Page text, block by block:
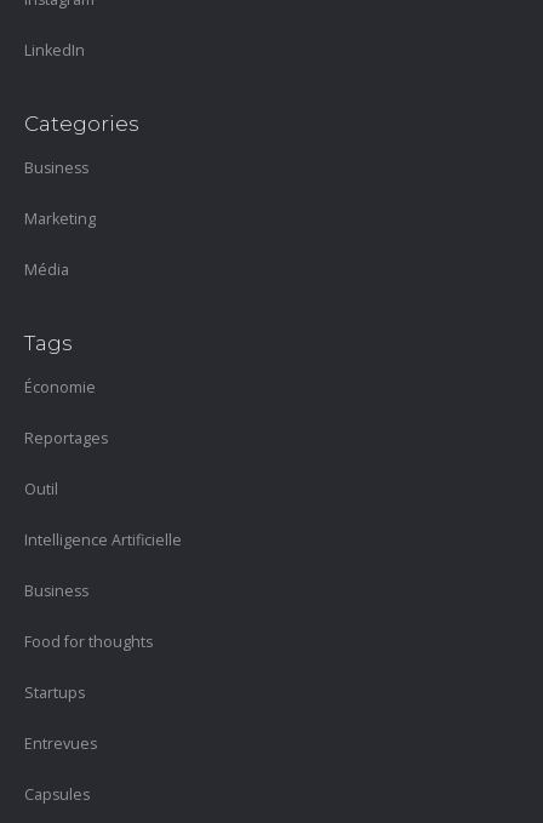
LinkedIn
Categories
Business
Marketing
Média
Tags
Économie
Reportages
Outil
Intelligence Artificielle
Business
Food for thoughts
Startups
Entrevues
Capsules